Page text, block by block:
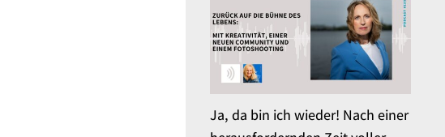
Ja, da bin ich wieder! Nach einer